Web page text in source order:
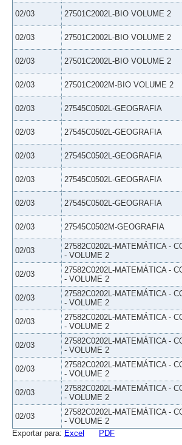
02/03 27501C2002L-BIO VOLUME 2
02/03 27501C2002L-BIO VOLUME 2
02/03 27501C2002L-BIO VOLUME 2
02/03 27501C2002M-BIO VOLUME 2
02/03 27545C0502L-GEOGRAFIA
02/03 27545C0502L-GEOGRAFIA
02/03 27545C0502L-GEOGRAFIA
02/03 27545C0502L-GEOGRAFIA
02/03 27545C0502L-GEOGRAFIA
02/03 27545C0502M-GEOGRAFIA
02/03
27582C0202L-MATEMÁTICA -
- VOLUME 2
02/03
27582C0202L-MATEMÁTICA -
- VOLUME 2
02/03
27582C0202L-MATEMÁTICA -
- VOLUME 2
02/03
27582C0202L-MATEMÁTICA -
- VOLUME 2
02/03
27582C0202L-MATEMÁTICA -
- VOLUME 2
02/03
27582C0202L-MATEMÁTICA -
- VOLUME 2
02/03
27582C0202L-MATEMÁTICA -
- VOLUME 2
02/03
27582C0202L-MATEMÁTICA -
- VOLUME 2
Exportar para: Excel PDF